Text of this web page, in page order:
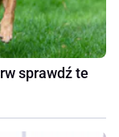
sprawdź te